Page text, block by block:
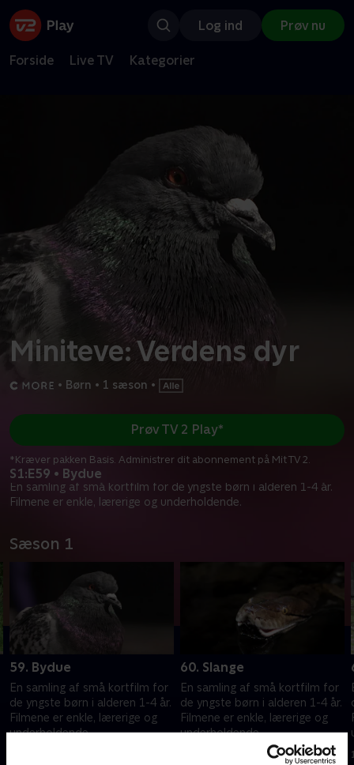
Log ind Prøv nu
Forside Live TV Kategorier
Miniteve: Verdens dyr
• Børn • 1 sæson •
S1:E59 • Bydue
En samling af små kortfilm for de yngste børn i alderen 1-4 år.
Filmene er enkle, lærerige og underholdende.
Prøv TV 2 Play*
*Kræver pakken Basis. Administrer dit abonnement på Mit TV 2.
Sæson 1
59. Bydue
En samling af små kortfilm for
de yngste børn i alderen 1-4 år.
Filmene er enkle, lærerige og
underholdende.
60. Slange
En samling af små kortfilm for
de yngste børn i alderen 1-4 år.
Filmene er enkle, lærerige og
underholdende.
16. februar 2024 • 4 min